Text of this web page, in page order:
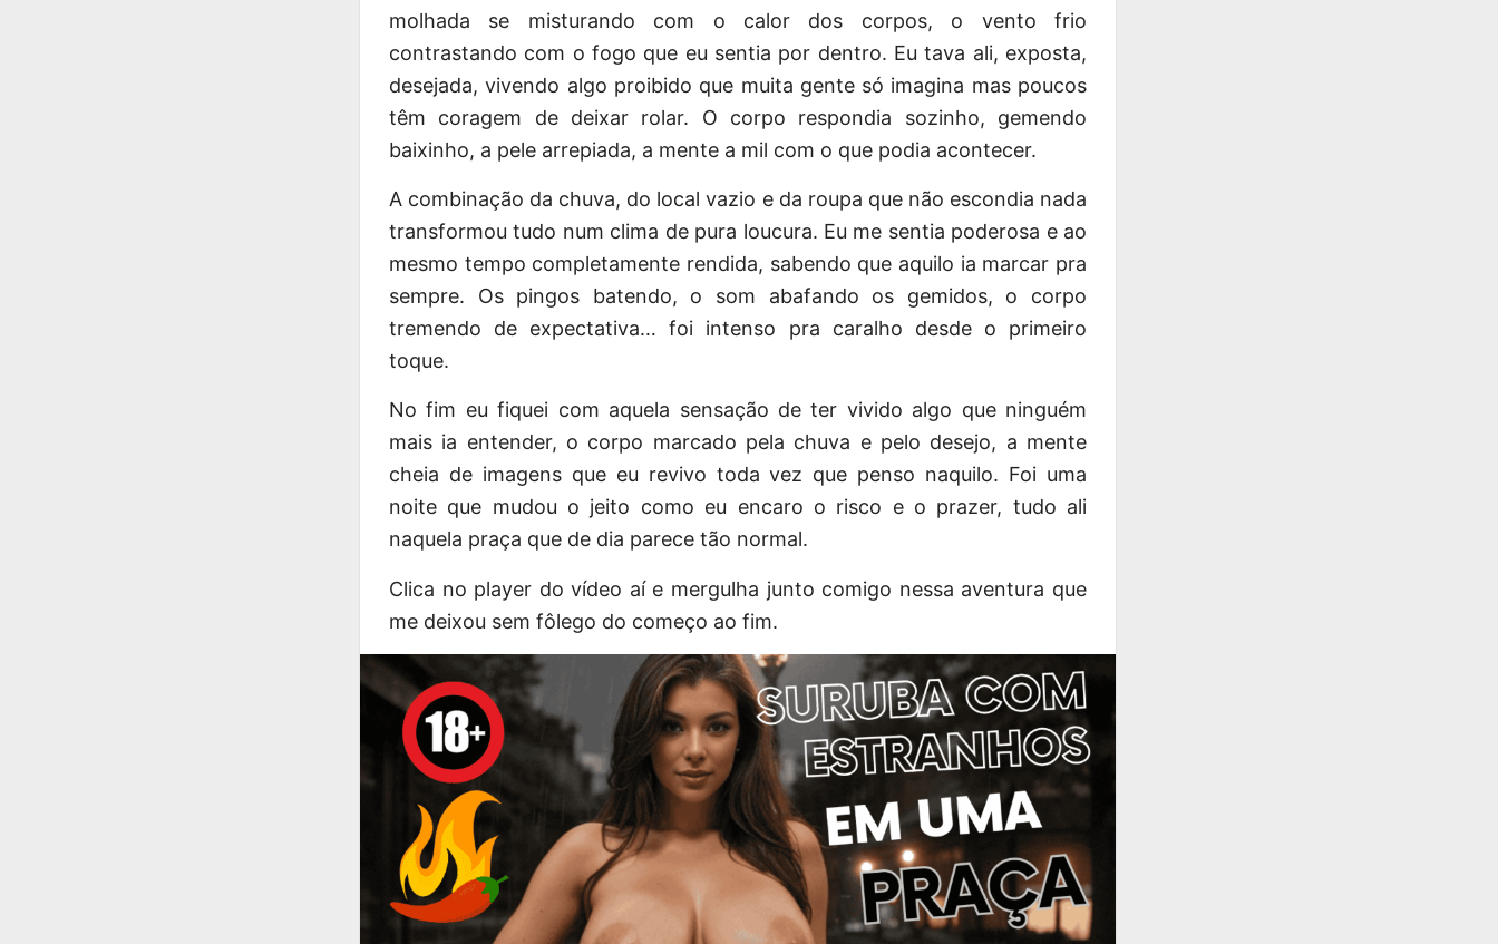
molhada se misturando com o calor dos corpos, o vento frio
contrastando com o fogo que eu sentia por dentro. Eu tava ali, exposta,
desejada, vivendo algo proibido que muita gente só imagina mas poucos
têm coragem de deixar rolar. O corpo respondia sozinho, gemendo
baixinho, a pele arrepiada, a mente a mil com o que podia acontecer.
A combinação da chuva, do local vazio e da roupa que não escondia nada
transformou tudo num clima de pura loucura. Eu me sentia poderosa e ao
mesmo tempo completamente rendida, sabendo que aquilo ia marcar pra
sempre. Os pingos batendo, o som abafando os gemidos, o corpo
tremendo de expectativa… foi intenso pra caralho desde o primeiro
toque.
No fim eu fiquei com aquela sensação de ter vivido algo que ninguém
mais ia entender, o corpo marcado pela chuva e pelo desejo, a mente
cheia de imagens que eu revivo toda vez que penso naquilo. Foi uma
noite que mudou o jeito como eu encaro o risco e o prazer, tudo ali
naquela praça que de dia parece tão normal.
Clica no player do vídeo aí e mergulha junto comigo nessa aventura que
me deixou sem fôlego do começo ao fim.